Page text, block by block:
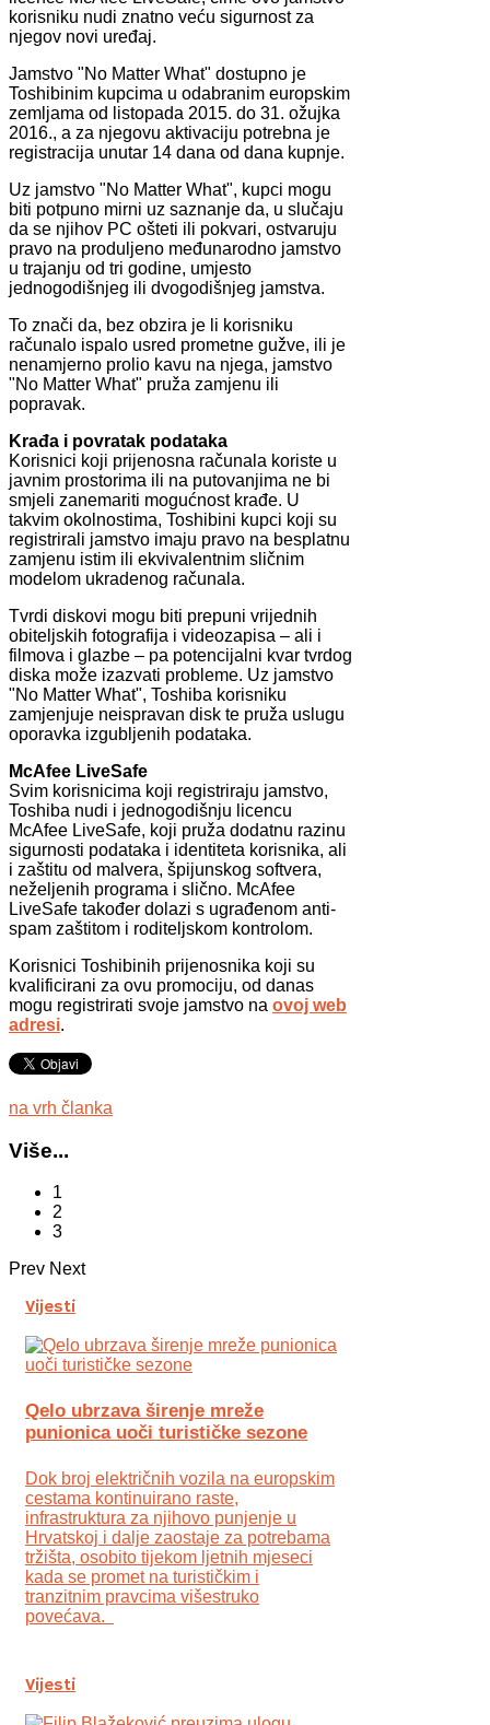
korisniku nudi znatno veću sigurnost za
njegov novi uređaj.
Jamstvo "No Matter What" dostupno je
Toshibinim kupcima u odabranim europskim
zemljama od listopada 2015. do 31. ožujka
2016., a za njegovu aktivaciju potrebna je
registracija unutar 14 dana od dana kupnje.
Uz jamstvo "No Matter What", kupci mogu
biti potpuno mirni uz saznanje da, u slučaju
da se njihov PC ošteti ili pokvari, ostvaruju
pravo na produljeno međunarodno jamstvo
u trajanju od tri godine, umjesto
jednogodišnjeg ili dvogodišnjeg jamstva.
To znači da, bez obzira je li korisniku
računalo ispalo usred prometne gužve, ili je
nenamjerno prolio kavu na njega, jamstvo
"No Matter What" pruža zamjenu ili
popravak.
Krađa i povratak podataka
Korisnici koji prijenosna računala koriste u
javnim prostorima ili na putovanjima ne bi
smjeli zanemariti mogućnost krađe. U
takvim okolnostima, Toshibini kupci koji su
registrirali jamstvo imaju pravo na besplatnu
zamjenu istim ili ekvivalentnim sličnim
modelom ukradenog računala.
Tvrdi diskovi mogu biti prepuni vrijednih
obiteljskih fotografija i videozapisa – ali i
filmova i glazbe – pa potencijalni kvar tvrdog
diska može izazvati probleme. Uz jamstvo
"No Matter What", Toshiba korisniku
zamjenjuje neispravan disk te pruža uslugu
oporavka izgubljenih podataka.
McAfee LiveSafe
Svim korisnicima koji registriraju jamstvo,
Toshiba nudi i jednogodišnju licencu
McAfee LiveSafe, koji pruža dodatnu razinu
sigurnosti podataka i identiteta korisnika, ali
i zaštitu od malvera, špijunskog softvera,
neželjenih programa i slično. McAfee
LiveSafe također dolazi s ugrađenom anti-
spam zaštitom i roditeljskom kontrolom.
Korisnici Toshibinih prijenosnika koji su
kvalificirani za ovu promociju, od danas
mogu registrirati svoje jamstvo na ovoj web
adresi.
na vrh članka
Više...
1
2
3
Prev Next
Vijesti
Qelo ubrzava širenje mreže
punionica uoči turističke sezone
Dok broj električnih vozila na europskim
cestama kontinuirano raste,
infrastruktura za njihovo punjenje u
Hrvatskoj i dalje zaostaje za potrebama
tržišta, osobito tijekom ljetnih mjeseci
kada se promet na turističkim i
tranzitnim pravcima višestruko
povećava.
Vijesti